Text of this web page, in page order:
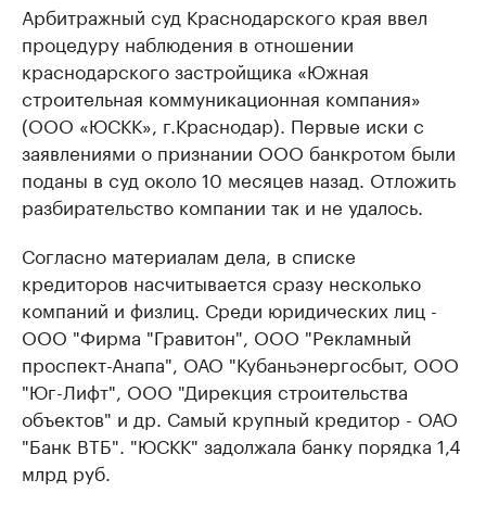
Арбитражный суд Краснодарского края ввел
процедуру наблюдения в отношении
краснодарского застройщика «Южная
строительная коммуникационная компания»
(ООО «ЮСКК», г.Краснодар). Первые иски с
заявлениями о признании ООО банкротом были
поданы в суд около 10 месяцев назад. Отложить
разбирательство компании так и не удалось.
Согласно материалам дела, в списке
кредиторов насчитывается сразу несколько
компаний и физлиц. Среди юридических лиц -
ООО "Фирма "Гравитон", ООО "Рекламный
проспект-Анапа", ОАО "Кубаньэнергосбыт, ООО
"Юг-Лифт", ООО "Дирекция строительства
объектов" и др. Самый крупный кредитор - ОАО
"Банк ВТБ". "ЮСКК" задолжала банку порядка 1,4
млрд руб.